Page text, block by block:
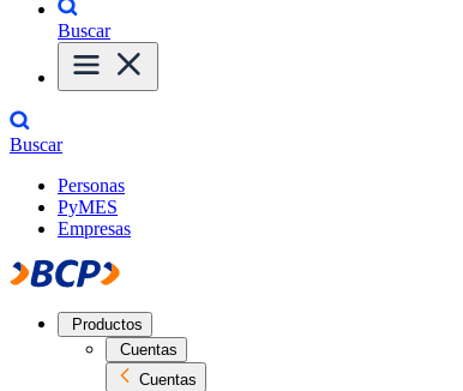
Buscar
Buscar
Personas
PyMES
Empresas
Productos
Cuentas
Cuentas